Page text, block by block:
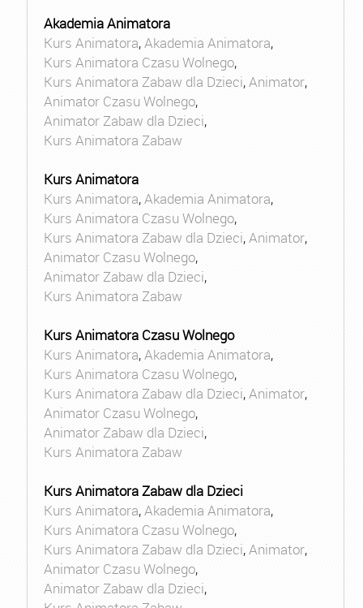
Akademia Animatora
Kurs Animatora,Akademia Animatora,
Kurs Animatora Czasu Wolnego,
Kurs Animatora Zabaw dla Dzieci,Animator,
Animator Czasu Wolnego,
Animator Zabaw dla Dzieci,
Kurs Animatora Zabaw
Kurs Animatora
Kurs Animatora,Akademia Animatora,
Kurs Animatora Czasu Wolnego,
Kurs Animatora Zabaw dla Dzieci,Animator,
Animator Czasu Wolnego,
Animator Zabaw dla Dzieci,
Kurs Animatora Zabaw
Kurs Animatora Czasu Wolnego
Kurs Animatora,Akademia Animatora,
Kurs Animatora Czasu Wolnego,
Kurs Animatora Zabaw dla Dzieci,Animator,
Animator Czasu Wolnego,
Animator Zabaw dla Dzieci,
Kurs Animatora Zabaw
Kurs Animatora Zabaw dla Dzieci
Kurs Animatora,Akademia Animatora,
Kurs Animatora Czasu Wolnego,
Kurs Animatora Zabaw dla Dzieci,Animator,
Animator Czasu Wolnego,
Animator Zabaw dla Dzieci,